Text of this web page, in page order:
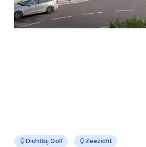
Dichtbij Golf Zeezicht